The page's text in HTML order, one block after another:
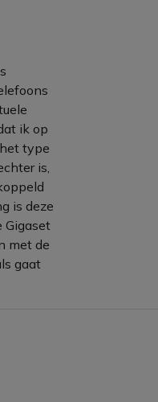
ik op
type
is,
is deze
Gigaset
met de
gaat